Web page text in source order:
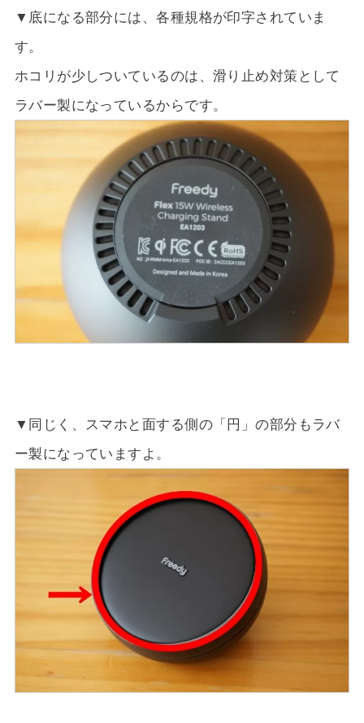
▼底になる部分には、各種規格が印字されていま
す。
ホコリが少しついているのは、滑り止め対策として
ラバー製になっているからです。
▼同じく、スマホと面する側の「円」の部分もラバ
ー製になっていますよ。